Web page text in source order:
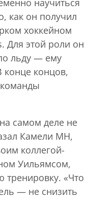
научиться
как он получил
хоккейном
Для этой роли он
льду — ему
конце концов,
самом деле не
Камели MH,
коллегой-
Уильямсом,
тренировку. «Что
— не снизить